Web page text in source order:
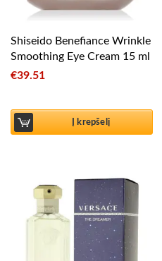
Shiseido Benefiance Wrinkle
Smoothing Eye Cream 15 ml
€39.51
Į krepšelį